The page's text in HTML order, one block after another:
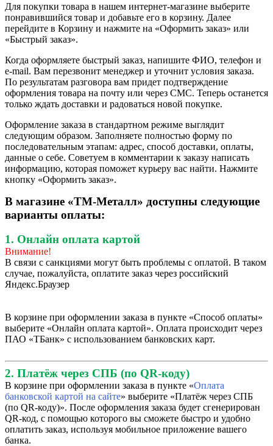
Для покупки товара в нашем интернет-магазине выберите
понравившийся товар и добавьте его в корзину. Далее
перейдите в Корзину и нажмите на «Оформить заказ» или
«Быстрый заказ».
Когда оформляете быстрый заказ, напишите ФИО, телефон и
e-mail. Вам перезвонит менеджер и уточнит условия заказа.
По результатам разговора вам придет подтверждение
оформления товара на почту или через СМС. Теперь останется
только ждать доставки и радоваться новой покупке.
Оформление заказа в стандартном режиме выглядит
следующим образом. Заполняете полностью форму по
последовательным этапам: адрес, способ доставки, оплаты,
данные о себе. Советуем в комментарии к заказу написать
информацию, которая поможет курьеру вас найти. Нажмите
кнопку «Оформить заказ».
В магазине «ТМ-Металл» доступны следующие
варианты оплаты:
1. Онлайн оплата картой
Внимание!
В связи с санкциями могут быть проблемы с оплатой. В таком
случае, пожалуйста, оплатите заказ через российский
Яндекс.Браузер
В корзине при оформлении заказа в пункте «Способ оплаты»
выберите «Онлайн оплата картой». Оплата происходит через
ПАО «ТБанк» с использованием банковских карт.
2. Платёж через СПБ (по QR-коду)
В корзине при оформлении заказа в пункте «Оплата
банковской картой на сайте» выберите «Платёж через СПБ
(по QR-коду)». После оформления заказа будет сгенерирован
QR-код, с помощью которого вы сможете быстро и удобно
оплатить заказ, используя мобильное приложение вашего
банка.